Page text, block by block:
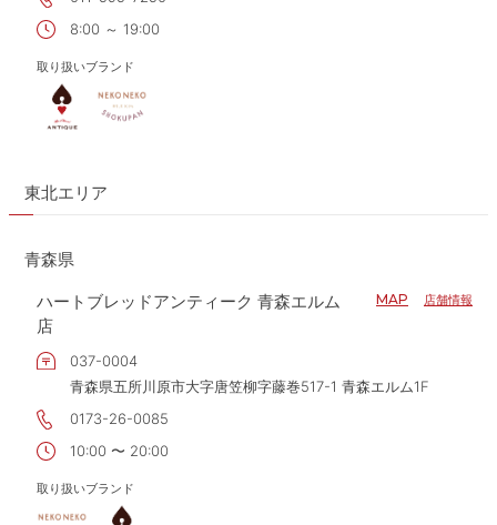
8:00 ～ 19:00
取り扱いブランド
東北エリア
青森県
ハートブレッドアンティーク 青森エルム
店
MAP 店舗情報
037-0004
青森県五所川原市大字唐笠柳字藤巻517-1 青森エルム1F
0173-26-0085
10:00 〜 20:00
取り扱いブランド